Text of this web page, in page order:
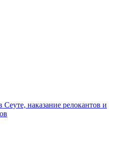
наказание релокантов и